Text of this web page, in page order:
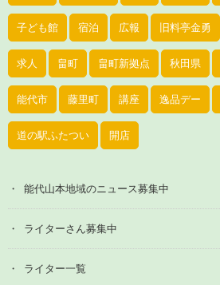
子ども館 宿泊 広報 旧料亭金勇
求人 畠町 畠町新拠点 秋田県
能代市 藤里町 講座 逸品デー
道の駅ふたつい 開店
能代山本地域のニュース募集中
ライターさん募集中
ライター一覧